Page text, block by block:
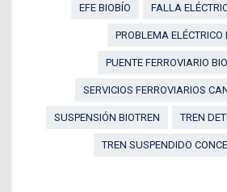
EFE BIOBÍO FALLA
PROBLEMA ELÉCTRICO
PUENTE FERROVIARIO
SERVICIOS FERROVIARIOS
SUSPENSIÓN BIOTREN TREN
TREN SUSPENDIDO